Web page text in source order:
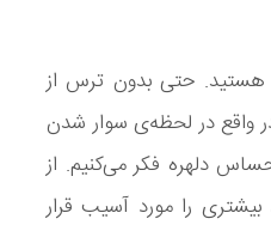
هستید. حتی بدون ترس از
واقع در لحظه‌ی سوار شدن
دلهره فکر می‌کنیم. از
را مورد آسیب قرار